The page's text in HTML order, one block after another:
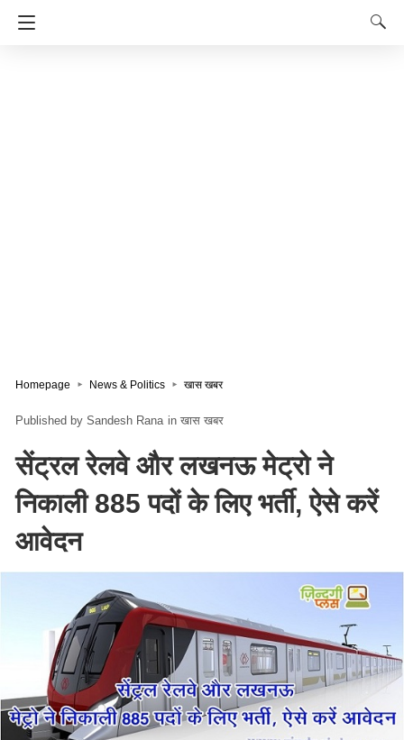
Homepage News & Politics खास खबर
Sandesh Rana in खास खबर
सेंट्रल रेलवे और लखनऊ मेट्रो ने
निकाली 885 पदों के लिए भर्ती, ऐसे करें
आवेदन